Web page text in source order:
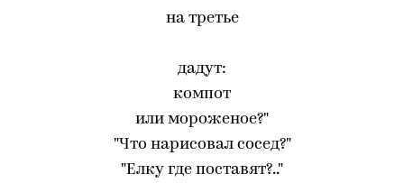
на третье
дадут:
компот
или мороженое?"
"Что нарисовал сосед?"
"Елку где поставят?.."